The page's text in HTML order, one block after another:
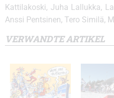
Kattilakoski, Juha Lallukka,
Anssi Pentsinen, Tero Similä,
VERWANDTE ARTIKEL